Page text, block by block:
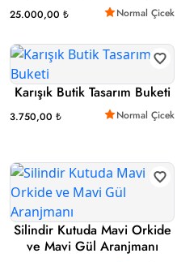
25.000,00 ₺ Normal Çicek
Karışık Butik Tasarım Buketi
3.750,00 ₺ Normal Çicek
Silindir Kutuda Mavi Orkide
ve Mavi Gül Aranjmanı